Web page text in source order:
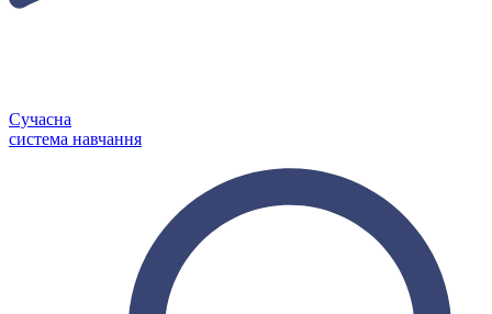
Сучасна
система навчання